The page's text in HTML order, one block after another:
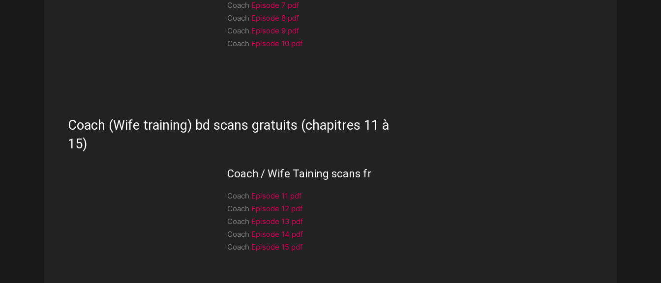
Coach Episode 7 pdf
Coach Episode 8 pdf
Coach Episode 9 pdf
Coach Episode 10 pdf
Coach (Wife training) bd scans gratuits (chapitres 11 à
15)
Coach / Wife Taining scans fr
Coach Episode 11 pdf
Coach Episode 12 pdf
Coach Episode 13 pdf
Coach Episode 14 pdf
Coach Episode 15 pdf